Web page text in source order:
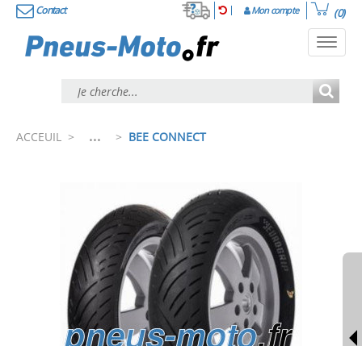
Contact Mon compte (0)
ACCEUIL > ... > BEE CONNECT